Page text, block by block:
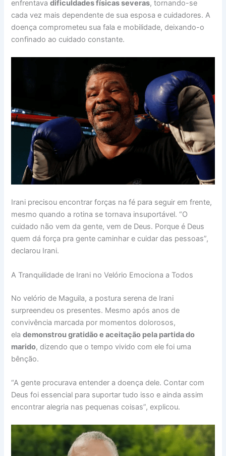
enfrentavadificuldades físicas severas, tornando-se
cada vez mais dependente de sua esposa e cuidadores. A
doença comprometeu sua fala e mobilidade, deixando-o
confinado ao cuidado constante.
Irani precisou encontrar forças na fé para seguir em frente,
mesmo quando a rotina se tornava insuportável. “O
cuidado não vem da gente, vem de Deus. Porque é Deus
quem dá força pra gente caminhar e cuidar das pessoas”,
declarou Irani.
A Tranquilidade de Irani no Velório Emociona a Todos
No velório de Maguila, a postura serena de Irani
surpreendeu os presentes. Mesmo após anos de
convivência marcada por momentos dolorosos,
elademonstrou gratidão e aceitação pela partida do
marido, dizendo que o tempo vivido com ele foi uma
bênção.
“A gente procurava entender a doença dele. Contar com
Deus foi essencial para suportar tudo isso e ainda assim
encontrar alegria nas pequenas coisas”, explicou.